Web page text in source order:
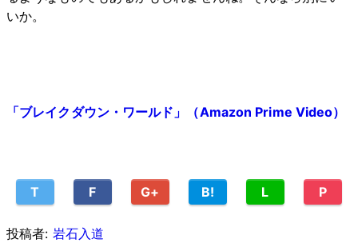
いか。
「ブレイクダウン・ワールド」（Amazon Prime Video）
T F G+ B! L P
投稿者: 岩石入道